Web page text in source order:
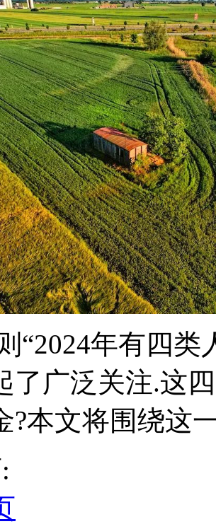
“2024年有四
了广泛关注.这
?本文将围绕这